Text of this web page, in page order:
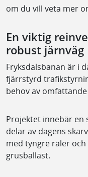
om du vill veta mer
En viktig
robust järnväg
Fryksdalsbanan är i
fjärrstyrd
behov av
Projektet innebär
delar av dagens
med tyngre räler
grusballast.